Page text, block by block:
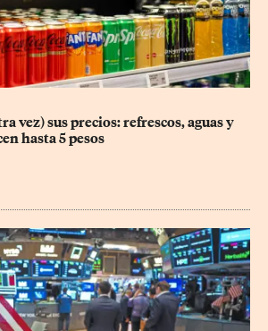
vez) sus precios: refrescos, aguas y
hasta 5 pesos